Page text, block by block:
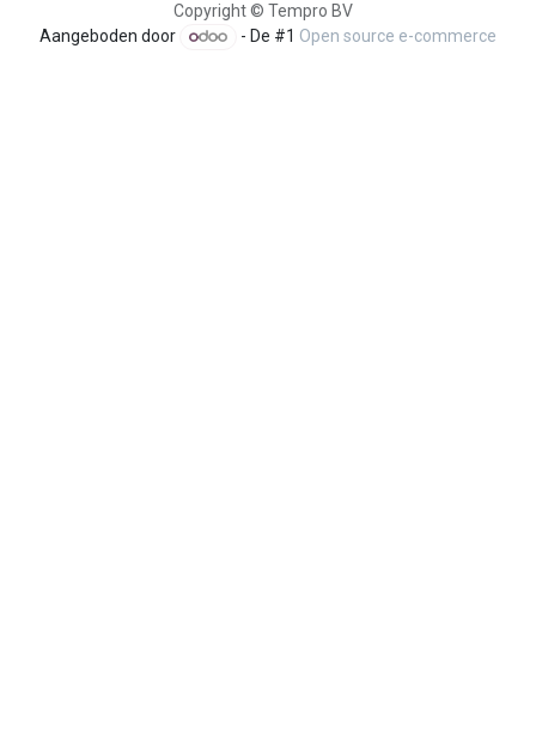
Copyright © Tempro BV
Aangeboden door - De #1 Open source e-commerce